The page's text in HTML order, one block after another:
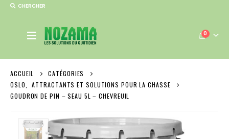
CHERCHER
0
ACCUEIL
CATÉGORIES
OSLO
ATTRACTANTS ET SOLUTIONS POUR LA CHASSE
GOUDRON DE PIN – SEAU 5L – CHEVREUIL